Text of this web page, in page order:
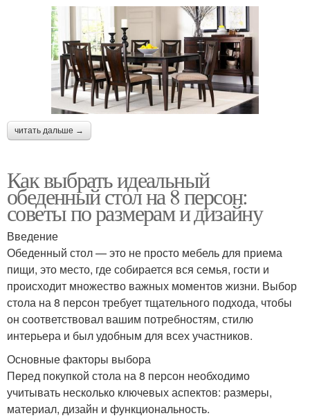
читать дальше →
Как выбрать идеальный
обеденный стол на 8 персон:
советы по размерам и дизайну
Введение
Обеденный стол — это не просто мебель для приема
пищи, это место, где собирается вся семья, гости и
происходит множество важных моментов жизни. Выбор
стола на 8 персон требует тщательного подхода, чтобы
он соответствовал вашим потребностям, стилю
интерьера и был удобным для всех участников.
Основные факторы выбора
Перед покупкой стола на 8 персон необходимо
учитывать несколько ключевых аспектов: размеры,
материал, дизайн и функциональность.